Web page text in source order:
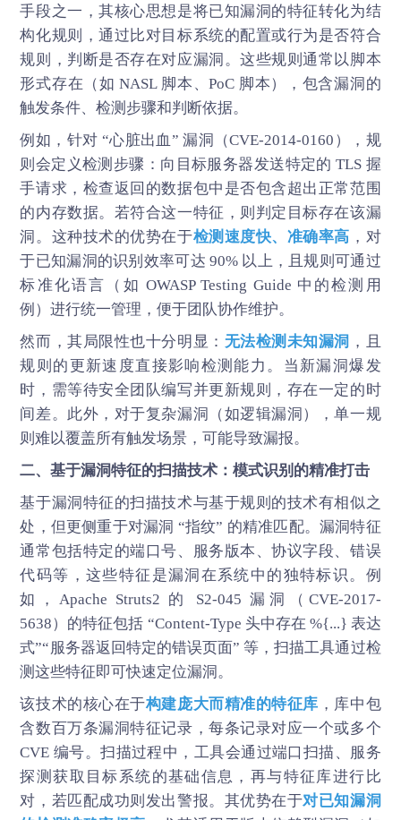
手段之一，其核心思想是将已知漏洞的特征转化为结
构化规则，通过比对目标系统的配置或行为是否符合
规则，判断是否存在对应漏洞。这些规则通常以脚本
形式存在（如 NASL 脚本、PoC 脚本），包含漏洞的
触发条件、检测步骤和判断依据。
例如，针对 “心脏出血” 漏洞（CVE-2014-0160），规
则会定义检测步骤：向目标服务器发送特定的 TLS 握
手请求，检查返回的数据包中是否包含超出正常范围
的内存数据。若符合这一特征，则判定目标存在该漏
洞。这种技术的优势在于检测速度快、准确率高 ，对
于已知漏洞的识别效率可达 90% 以上，且规则可通过
标准化语言（如 OWASP Testing Guide 中的检测用
例）进行统一管理，便于团队协作维护。
然而，其局限性也十分明显： 无法检测未知漏洞 ，且
规则的更新速度直接影响检测能力。当新漏洞爆发
时，需等待安全团队编写并更新规则，存在一定的时
间差。此外，对于复杂漏洞（如逻辑漏洞），单一规
则难以覆盖所有触发场景，可能导致漏报。
二、基于漏洞特征的扫描技术：模式识别的精准打击
基于漏洞特征的扫描技术与基于规则的技术有相似之
处，但更侧重于对漏洞 “指纹” 的精准匹配。漏洞特征
通常包括特定的端口号、服务版本、协议字段、错误
代码等，这些特征是漏洞在系统中的独特标识。例
如，Apache Struts2 的 S2-045 漏洞（CVE-2017-
5638）的特征包括 “Content-Type 头中存在 %{...} 表达
式”“服务器返回特定的错误页面” 等，扫描工具通过检
测这些特征即可快速定位漏洞。
该技术的核心在于构建庞大而精准的特征库 ，库中包
含数百万条漏洞特征记录，每条记录对应一个或多个
CVE 编号。扫描过程中，工具会通过端口扫描、服务
探测获取目标系统的基础信息，再与特征库进行比
对，若匹配成功则发出警报。其优势在于对已知漏洞